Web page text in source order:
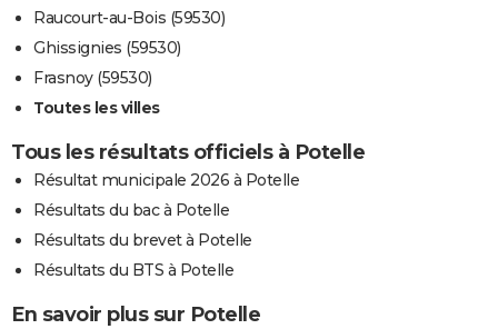
Raucourt-au-Bois (59530)
Ghissignies (59530)
Frasnoy (59530)
Toutes les villes
Tous les résultats officiels à Potelle
Résultat municipale 2026 à Potelle
Résultats du bac à Potelle
Résultats du brevet à Potelle
Résultats du BTS à Potelle
En savoir plus sur Potelle